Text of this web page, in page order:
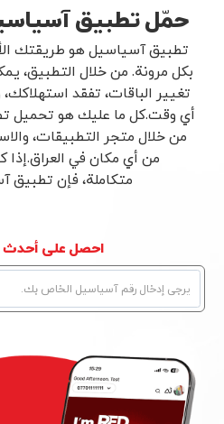
حمّل تطبيق
تطبيق آسياسيل هو طريقتك
بكل مرونة. من خلال التطبيق،
تغيير الباقات، تفقد
أي وقت.كل ما عليك هو تحميل
من خلال متجر التطبيقات،
من أي مكان في
متكاملة، فإن تطبيق
احصل على أحدث